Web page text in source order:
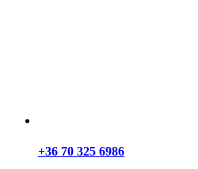
+36 70 325 6986